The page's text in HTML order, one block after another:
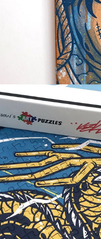
Huang Long